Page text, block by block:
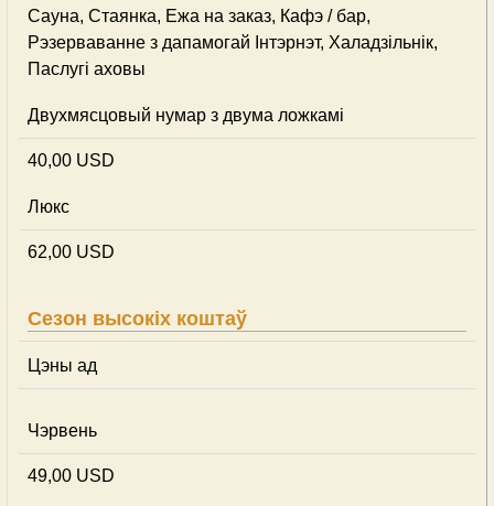
Сауна, Стаянка, Ежа на заказ, Кафэ / бар,
Рэзерваванне з дапамогай Інтэрнэт, Халадзільнік,
Паслугі аховы
Двухмясцовый нумар з двума ложкамі
40,00 USD
Люкс
62,00 USD
Сезон высокіх коштаў
Цэны ад
Чэрвень
49,00 USD